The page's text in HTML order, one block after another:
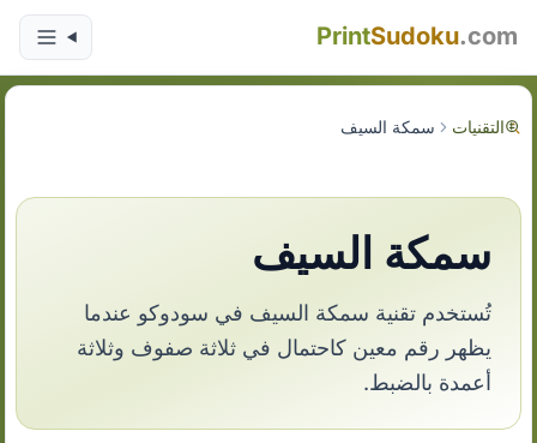
PrintSudoku.com
التقنيات سمكة السيف
سمكة السيف
تُستخدم تقنية سمكة السيف في سودوكو عندما
يظهر رقم معين كاحتمال في ثلاثة صفوف وثلاثة
أعمدة بالضبط.